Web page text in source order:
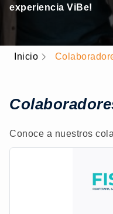
experiencia ViBe!
Inicio
Conoce a nuestros